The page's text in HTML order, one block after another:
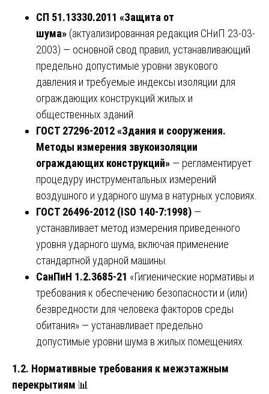
СП 51.13330.2011 «Защита от
шума» (актуализированная редакция СНиП 23-03-
2003) — основной свод правил, устанавливающий
предельно допустимые уровни звукового
давления и требуемые индексы изоляции для
ограждающих конструкций жилых и
общественных зданий.
ГОСТ 27296-2012 «Здания и сооружения.
Методы измерения звукоизоляции
ограждающих конструкций» — регламентирует
процедуру инструментальных измерений
воздушного и ударного шума в натурных условиях.
ГОСТ 26496-2012 (ISO 140-7:1998) —
устанавливает метод измерения приведенного
уровня ударного шума, включая применение
стандартной ударной машины.
СанПиН 1.2.3685-21 «Гигиенические нормативы и
требования к обеспечению безопасности и (или)
безвредности для человека факторов среды
обитания» — устанавливает предельно
допустимые уровни шума в жилых помещениях.
1.2. Нормативные требования к межэтажным
перекрытиям 📊